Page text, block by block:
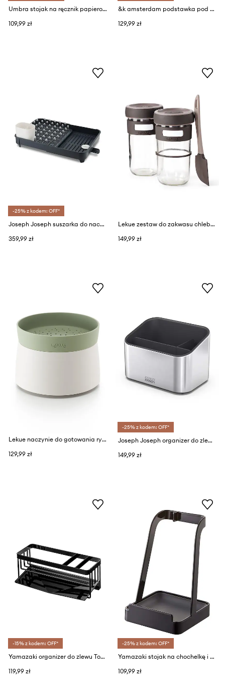
Umbra stojak na ręcznik papierowy Bellwood
109,99 zł
&k amsterdam podstawka pod gorące naczynia grid pink
129,99 zł
-25% z kodem: OFF*
Joseph Joseph suszarka do naczyń Extend™
359,99 zł
Lekue zestaw do zakwasu chlebowego 17 cm
149,99 zł
Lekue naczynie do gotowania ryżu i kaszy w mikrofali Quick Quinoa & Rice Cooker
129,99 zł
-25% z kodem: OFF*
Joseph Joseph organizer do zlewu Surface
149,99 zł
-15% z kodem: OFF*
Yamazaki organizer do zlewu Tower
119,99 zł
-25% z kodem: OFF*
Yamazaki stojak na chochelkę i pokrywkę Tower
109,99 zł